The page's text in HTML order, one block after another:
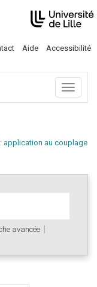
Aide Accessibilité
Menu
application au couplage
avancée